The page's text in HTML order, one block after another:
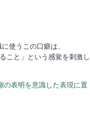
使うこの口癖は、
こと」という感覚を刺激し
の表明を意識した表現に置